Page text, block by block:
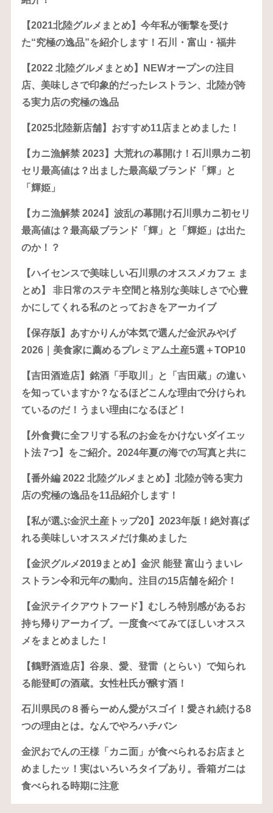
【2021北陸グルメまとめ】今年私が衝撃を受け
た“究極の逸品”を紹介します！石川・富山・福井
【2022 北陸グルメまとめ】NEWオープンの注目
店、美味しさで印象的だったレストラン、北陸が誇
る実力店の究極の逸品
【2025北陸新店舗】おすすめ11店まとめました！
【カニ漁解禁 2023】大荒れの幕開け！石川県カニ初
セリ最高値は？出ました最高級ブランド「輝」と
「輝姫」
【カニ漁解禁 2024】波乱の幕開け石川県カニ初セリ
最高値は？最高級ブランド「輝」と「輝姫」は出た
のか！？
【ハイセンスで美味しい石川県のオススメカフェ ま
とめ】 非日常のステキ空間と格別な美味しさで心豊
かにしてくれる私のとっておきをアーカイブ
【保存版】あすかりんが本気で選んだ金沢みやげ
2026｜美食家に薦めるプレミアム土産5選＋TOP10
【吉田酒造店】銘酒「手取川」と「吉田蔵」の違い
を知っていますか？なるほどこんな理由で分けられ
ているのだ！うまい理由になるほど！
【外食費に全フリする私のお金をかけないダイエッ
ト法 7つ】をご紹介。2024年夏の海での写真と共に
【番外編 2022 北陸グルメまとめ】北陸が誇る実力
店の究極の逸品を11品紹介します！
【私が選ぶ金沢土産トップ20】2023年版！絶対喜ば
れる美味しいオススメだけ集めました
【金沢グルメ2019まとめ】金沢 能登 富山うまいレ
ストラン令和元年の動向。注目の15店舗を紹介！
【金沢テイクアウトフード】むしろ特別感があるお
持ち帰りアーカイブ。一度食べてみてほしいオスス
メをまとめました！
【鶴野酒造店】谷泉、愛、登雷（とらい）で知られ
る能登町の酒蔵。女性杜氏が醸す酒！
石川県民の８番らーめん愛がスゴイ！愛され続ける8
つの理由とは。なんでやろハチバン
金沢おでんの王様「カニ面」が食べられるお店まと
めましたッ！実はいろいろタイプあり。香箱ガニは
食べられる時期に注意